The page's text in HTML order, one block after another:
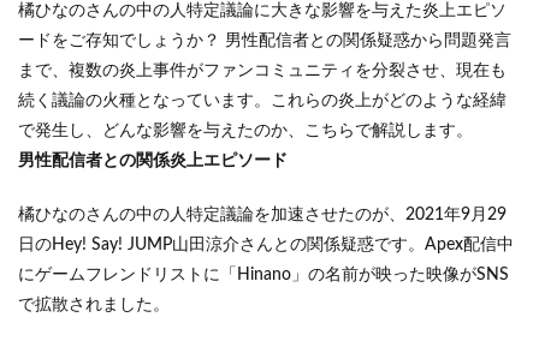
橘ひなのさんの中の人特定議論に大きな影響を与えた炎上エピソ
ードをご存知でしょうか？ 男性配信者との関係疑惑から問題発言
まで、複数の炎上事件がファンコミュニティを分裂させ、現在も
続く議論の火種となっています。これらの炎上がどのような経緯
で発生し、どんな影響を与えたのか、こちらで解説します。
男性配信者との関係炎上エピソード
橘ひなのさんの中の人特定議論を加速させたのが、2021年9月29
日のHey! Say! JUMP山田涼介さんとの関係疑惑です。Apex配信中
にゲームフレンドリストに「Hinano」の名前が映った映像がSNS
で拡散されました。